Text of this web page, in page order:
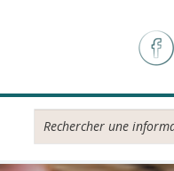
Rechercher...